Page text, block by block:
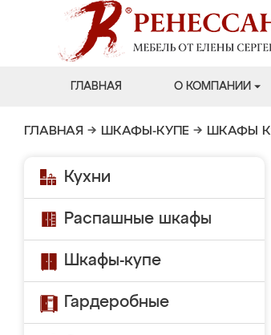
ГЛАВНАЯ О КОМПАНИИ
ГЛАВНАЯ → ШКАФЫ-КУПЕ → ШКАФЫ
Кухни
Распашные шкафы
Шкафы-купе
Гардеробные